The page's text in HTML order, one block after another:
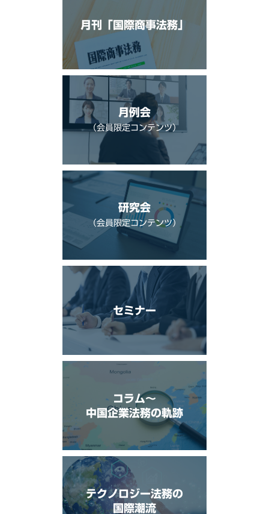
月刊「国際商事法務」
月例会
（会員限定コンテンツ）
研究会
（会員限定コンテンツ）
セミナー
コラム〜
中国企業法務の軌跡
テクノロジー法務の
国際潮流